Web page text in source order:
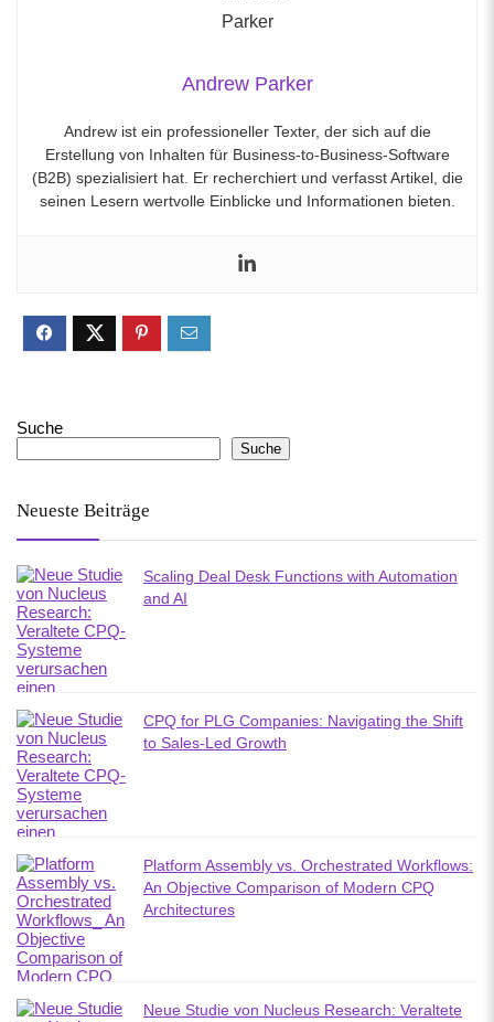
Andrew Parker
Andrew ist ein professioneller Texter, der sich auf die
Erstellung von Inhalten für Business-to-Business-Software
(B2B) spezialisiert hat. Er recherchiert und verfasst Artikel, die
seinen Lesern wertvolle Einblicke und Informationen bieten.
Suche
Suche
Neueste Beiträge
Scaling Deal Desk Functions with Automation
and AI
CPQ for PLG Companies: Navigating the Shift
to Sales-Led Growth
Platform Assembly vs. Orchestrated Workflows:
An Objective Comparison of Modern CPQ
Architectures
Neue Studie von Nucleus Research: Veraltete